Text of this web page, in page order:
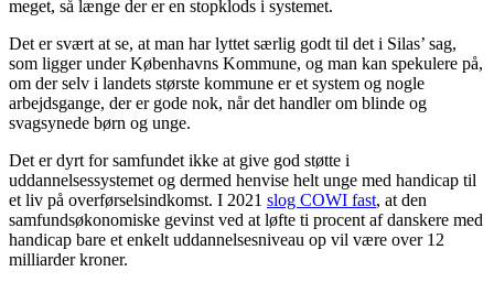
meget, så længe der er en stopklods i systemet.
Det er svært at se, at man har lyttet særlig godt til det i Silas’ sag,
som ligger under Københavns Kommune, og man kan spekulere på,
om der selv i landets største kommune er et system og nogle
arbejdsgange, der er gode nok, når det handler om blinde og
svagsynede børn og unge.
Det er dyrt for samfundet ikke at give god støtte i
uddannelsessystemet og dermed henvise helt unge med handicap til
et liv på overførselsindkomst. I 2021 slog COWI fast, at den
samfundsøkonomiske gevinst ved at løfte ti procent af danskere med
handicap bare et enkelt uddannelsesniveau op vil være over 12
milliarder kroner.